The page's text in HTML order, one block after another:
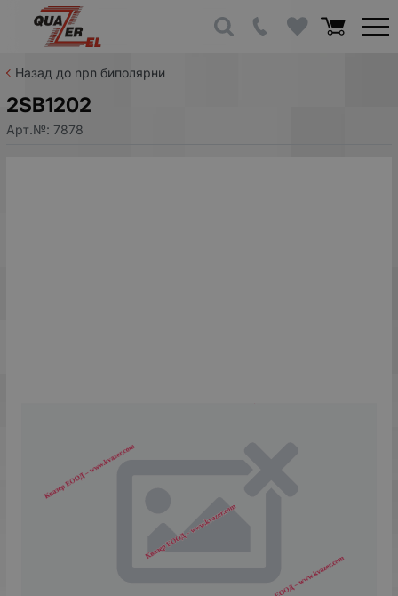
Назад до npn биполярни
2SB1202
Арт.№: 7878